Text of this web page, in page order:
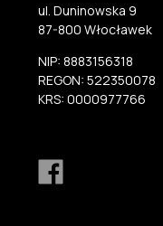
ul. Duninowska 9
87-800 Włocławek
NIP: 8883156318
REGON: 522350078
KRS: 0000977766